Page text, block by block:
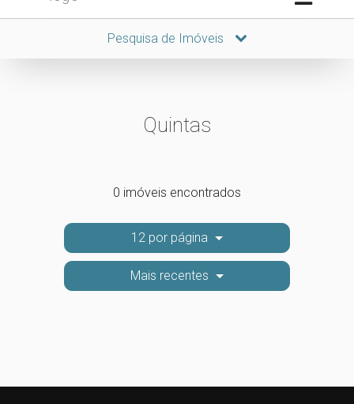
Pesquisa de Imóveis
Quintas
0 imóveis encontrados
12 por página
Mais recentes